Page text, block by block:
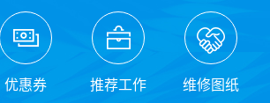
优惠券 推荐工作 维修图纸